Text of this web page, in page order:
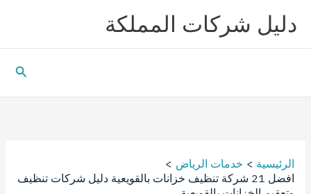
المحتوى
دليل شركات المملكة
الرئيسية
خدمات الرياض
افضل 21 شركة تنظيف خزانات بالقويعية دليل شركات تنظيف